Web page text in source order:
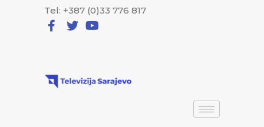
Tel: +387 (0)33 776 817